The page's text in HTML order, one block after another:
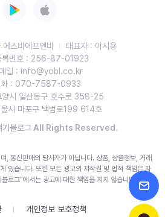
스비에프앤비
대표자 : 이시용
록번호 : 256-87-01923
메일 : info@yobl.co.kr
화 : 070-7587-0933
양시 일산동구 호수로 358-25
시 마포구 백범로199 614호
블로그 All Rights Reserved.
, 통신판매의 당사자가 아닙니다. 상품, 상품정보, 거래
있습니다. 또한 모든 광고의 저작권 및 법적 책임은 자
로그"에서는 광고에 대한 책임을 지지 않습니다.
개인정보 보호정책